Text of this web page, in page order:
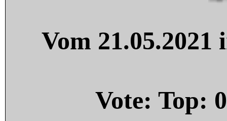
Vom
Vote: Top: 0